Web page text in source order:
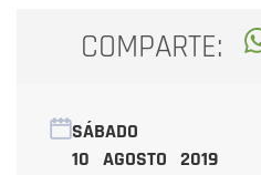
COMPARTE:
SÁBADO
10 AGOSTO 2019